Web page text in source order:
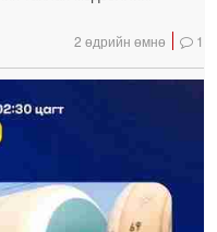
2 өдрийн өмнө 1